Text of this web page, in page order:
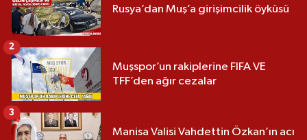
Rusya’dan Muş’a girişimcilik öyküsü
Muşspor’un rakiplerine FIFA VE
TFF’den ağır cezalar
2
Manisa Valisi Vahdettin Özkan’ın acı
3